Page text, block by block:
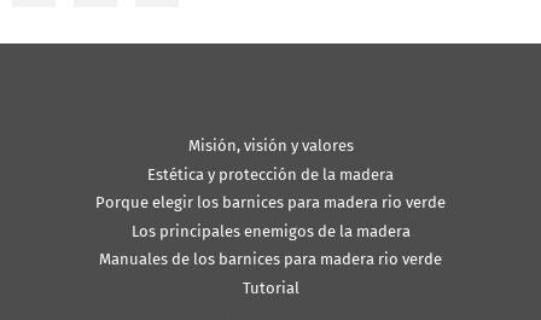
Misión, visión y valores
Estética y protección de la madera
Porque elegir los barnices para madera rio verde
Los principales enemigos de la madera
Manuales de los barnices para madera rio verde
Tutorial